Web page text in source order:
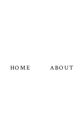
HOME ABOUT